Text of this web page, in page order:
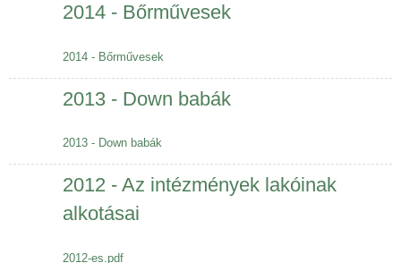
2014 - Bőrművesek
2014 - Bőrművesek
2013 - Down babák
2013 - Down babák
2012 - Az intézmények lakóinak
alkotásai
2012-es.pdf